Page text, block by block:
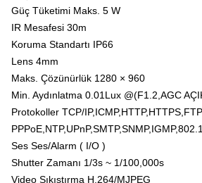
Güç Tüketimi Maks. 5 W
IR Mesafesi 30m
Koruma Standartı IP66
Lens 4mm
Maks. Çözünürlük 1280 × 960
Min. Aydınlatma 0.01Lux @(F1.2,AGC
Protokoller TCP/
Ses Ses/Alarm ( I/O )
Shutter Zamanı 1/3s ~ 1/100,000s
Video Sıkıştırma H.264/MJPEG